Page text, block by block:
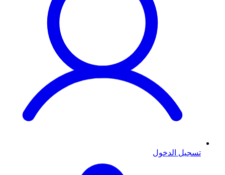
تسجيل الدخول